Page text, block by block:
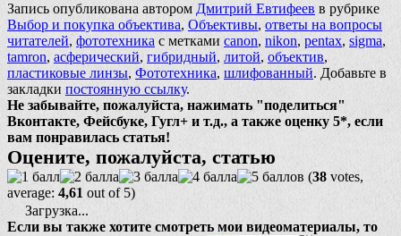
Запись опубликована автором Дмитрий Евтифеев в рубрике
Выбор и покупка объектива, Объективы, ответы на вопросы
читателей, фототехника с метками canon, nikon, pentax, sigma,
tamron, асферический, гибридный, литой, объектив,
пластиковые линзы, Фототехника, шлифованный. Добавьте в
закладки постоянную ссылку.
Не забывайте, пожалуйста, нажимать "поделиться"
Вконтакте, Фейсбуке, Гугл+ и т.д., а также оценку 5*, если
вам понравилась статья!
Оцените, пожалуйста, статью
(38 votes,
average: 4,61 out of 5)
Загрузка...
Если вы также хотите смотреть мои видеоматериалы, то